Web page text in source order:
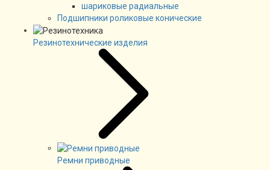
шариковые радиальные
Подшипники роликовые конические
Резинотехнические изделия
Ремни приводные